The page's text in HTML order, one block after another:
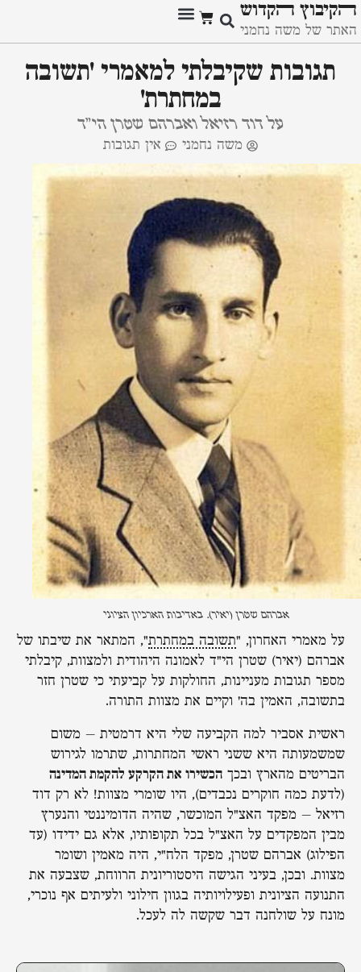
ﬣקיבוץ ﬣקדוש
האתר של משה נחמני
תגובות שקיבלתי למאמרי 'תשובה
במחתרת'
על דוד רזיאל ואברהם שטרן הי"ד
משה נחמני אין תגובות
אברהם שטרן (יאיר). באדיבות הארכיון הציוני
על מאמרי האחרון, "תשובה במחתרת", המתאר את שיבתו של
אברהם (יאיר) שטרן הי"ד לאמונה היהודית ולמצוות, קיבלתי
מספר תגובות מעניינות, החולקות על קביעתי כי שטרן חזר
בתשובה, האמין בה' וקיים את מצוות התורה.
ראשית אסביר למה הקביעה שלי היא דרמטית – משום
שמשמעותה היא ששני ראשי המחתרות, שתרמו לגירוש
הבריטים מהארץ ובכך הכשירו את הקרקע להקמת המדינה
(לדעת כמה חוקרים נכבדים), היו שומרי מצוות! לא רק דוד
רזיאל – מפקד האצ"ל המוכשר, שהיה הדומיננטי והנערץ
מבין המפקדים על האצ"ל בכל תקופותיו, אלא גם ידידו (עד
הפילוג) אברהם שטרן, מפקד הלח"י, היה מאמין ושומר
מצוות. ובכן, בעיני הגישה היסטוריונית הרווחת, שצבעה את
התנועה הציונית ופעילויותיה בגוון חילוני ולעיתים אף נוכרי,
מונח על שולחנה דבר שקשה לה לעכל.